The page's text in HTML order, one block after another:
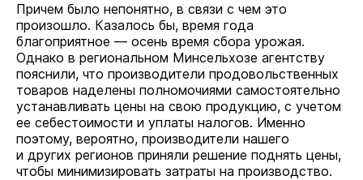
Причем было непонятно, в связи с чем это
произошло. Казалось бы, время года
благоприятное — осень время сбора урожая.
Однако в региональном Минсельхозе агентству
пояснили, что производители продовольственных
товаров наделены полномочиями самостоятельно
устанавливать цены на свою продукцию, с учетом
ее себестоимости и уплаты налогов. Именно
поэтому, вероятно, производители нашего
и других регионов приняли решение поднять цены,
чтобы минимизировать затраты на производство.